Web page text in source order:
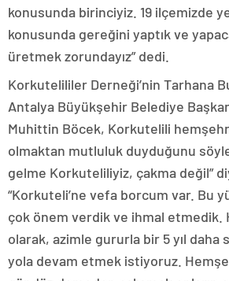
konusunda birinciyiz. 19 ilçemizde
konusunda gereğini yaptık ve
üretmek zorundayız” dedi.
Korkutelililer Derneği’nin Tarhana
Antalya Büyükşehir Belediye
Muhittin Böcek, Korkutelili
olmaktan mutluluk duyduğunu
gelme Korkuteliliyiz, çakma değil”
“Korkuteli’ne vefa borcum var. Bu
çok önem verdik ve ihmal etmedik.
olarak, azimle gururla bir 5 yıl
yola devam etmek istiyoruz.